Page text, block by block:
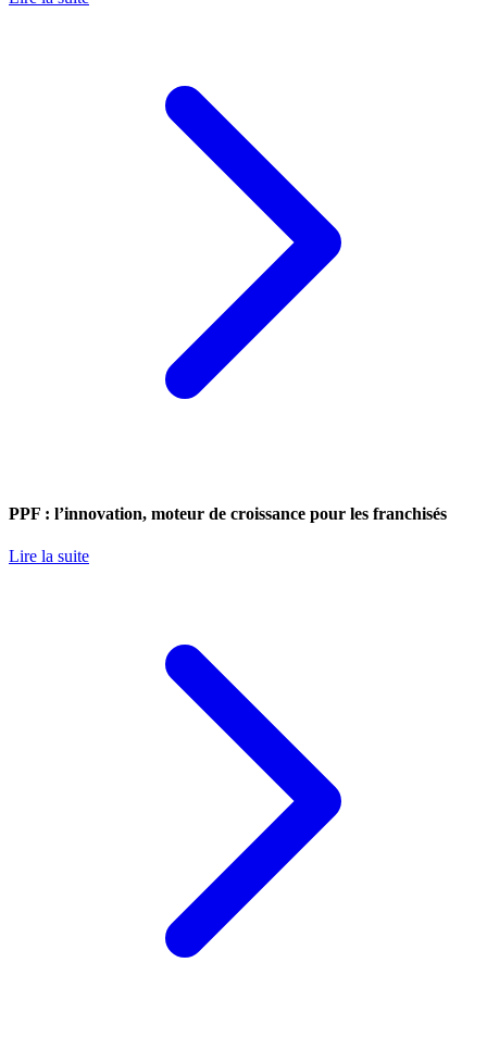
PPF : l’innovation, moteur de croissance pour les franchisés
Lire la suite